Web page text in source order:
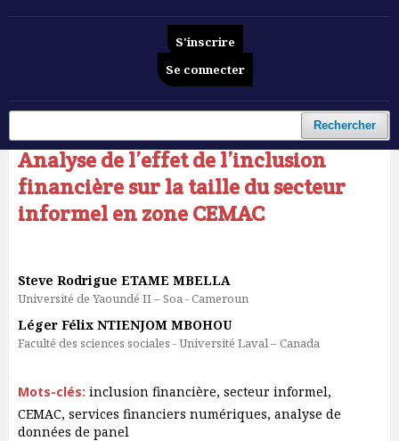
S'inscrire
Se connecter
Rechercher
Vol. 6 No 12 (2025): Revue Française d'Economie et de Gestion
Articles
Analyse de l’effet de l’inclusion
financière sur la taille du secteur
informel en zone CEMAC
Steve Rodrigue ETAME MBELLA
Université de Yaoundé II – Soa - Cameroun
Léger Félix NTIENJOM MBOHOU
Faculté des sciences sociales - Université Laval – Canada
Mots-clés: inclusion financière, secteur informel,
CEMAC, services financiers numériques, analyse de
données de panel